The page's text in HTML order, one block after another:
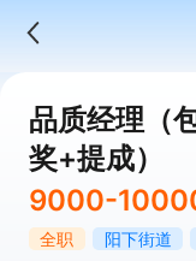
品质经理（
奖+提成）
9000-
全职 阳下街道